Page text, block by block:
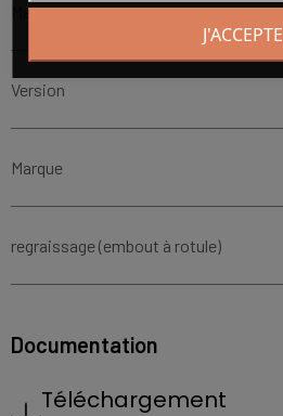
Matière
Version
Marque
regraissage (embout à rotule)
Documentation
Téléchargement
J'ACCEPTE